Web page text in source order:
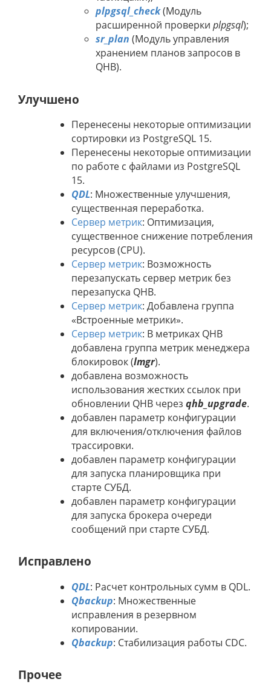
plpgsql_check(Модуль
расширенной проверки plpgsql);
sr_plan (Модуль управления
хранением планов запросов в
QHB).
Улучшено
Перенесены некоторые оптимизации
сортировки из PostgreSQL 15.
Перенесены некоторые оптимизации
по работе с файлами из PostgreSQL
15.
QDL: Множественные улучшения,
существенная переработка.
Сервер метрик: Оптимизация,
существенное снижение потребления
ресурсов (CPU).
Сервер метрик: Возможность
перезапускать сервер метрик без
перезапуска QHB.
Сервер метрик: Добавлена группа
«Встроенные метрики».
Сервер метрик: В метриках QHB
добавлена группа метрик менеджера
блокировок (lmgr).
добавлена возможность
использования жестких ссылок при
обновлении QHB через qhb_upgrade.
добавлен параметр конфигурации
для включения/отключения файлов
трассировки.
добавлен параметр конфигурации
для запуска планировщика при
старте СУБД.
добавлен параметр конфигурации
для запуска брокера очереди
сообщений при старте СУБД.
Исправлено
QDL: Расчет контрольных сумм в QDL.
Qbackup: Множественные
исправления в резервном
копировании.
Qbackup: Стабилизация работы CDC.
Прочее